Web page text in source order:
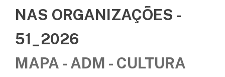
NAS ORGANIZAÇÕES -
51_2026
MAPA - ADM - CULTURA